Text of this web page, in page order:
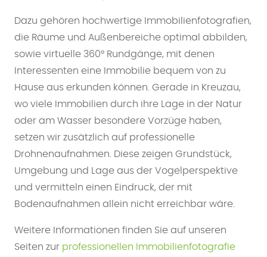
Dazu gehören hochwertige Immobilienfotografien,
die Räume und Außenbereiche optimal abbilden,
sowie virtuelle 360° Rundgänge, mit denen
Interessenten eine Immobilie bequem von zu
Hause aus erkunden können. Gerade in Kreuzau,
wo viele Immobilien durch ihre Lage in der Natur
oder am Wasser besondere Vorzüge haben,
setzen wir zusätzlich auf professionelle
Drohnenaufnahmen. Diese zeigen Grundstück,
Umgebung und Lage aus der Vogelperspektive
und vermitteln einen Eindruck, der mit
Bodenaufnahmen allein nicht erreichbar wäre.
Weitere Informationen finden Sie auf unseren
Seiten zur professionellen Immobilienfotografie